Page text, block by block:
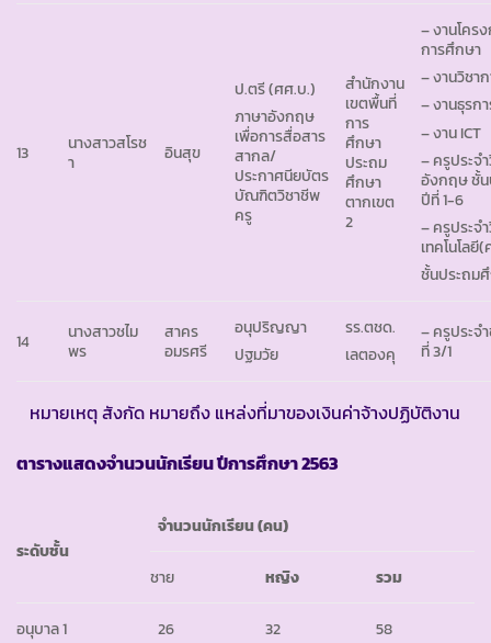
13
นางสาวสโรช
า
อินสุข
ป.ตรี (ศศ.บ.)
ภาษาอังกฤษ
เพื่อการสื่อสาร
สากล/
ประกาศนียบัตร
บัณฑิตวิชาชีพ
ครู
สำนักงาน
เขตพื้นที่
การ
ศึกษา
ประถม
ศึกษา
ตากเขต
2
– งานโค
การศึกษา
– งานวิชา
– งานธุร
– งาน ICT
– ครูประจ
อังกฤษ ชั้
ปีที่ 1-6
– ครูประจ
เทคโนโลยี
ชั้นประถม
14
นางสาวชไม
พร
สาคร
อมรศรี
อนุปริญญา
ปฐมวัย
รร.ตชด.
เลตองคุ
– ครูประจ
ที่ 3/1
หมายเหตุ สังกัด หมายถึง แหล่งที่มาของเงินค่าจ้างปฏิบัติงาน
ตารางแสดงจำนวนนักเรียน ปีการศึกษา2563
ระดับชั้น
จำนวนนักเรียน (คน)
ชาย หญิง รวม
อนุบาล 1 26 32 58